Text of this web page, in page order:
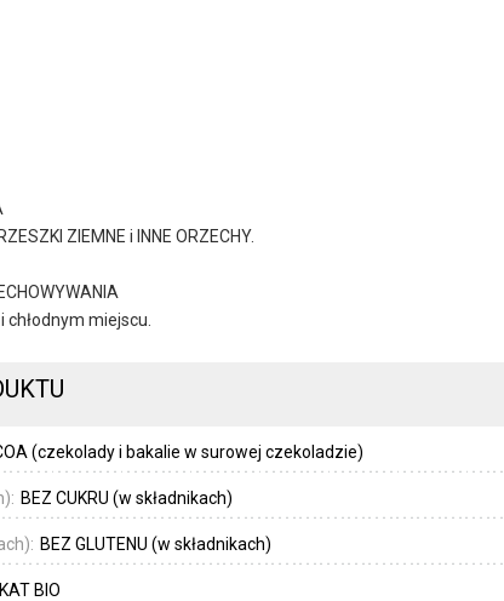
ZIEMNE i INNE ORZECHY.
miejscu.
(czekolady i bakalie w surowej czekoladzie)
BEZ CUKRU (w składnikach)
BEZ GLUTENU (w składnikach)
BIO